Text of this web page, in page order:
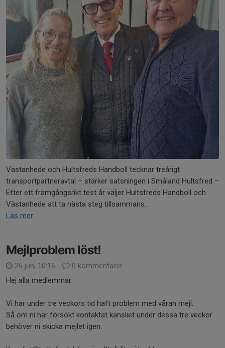
Västanhede och Hultsfreds Handboll tecknar treårigt
transportpartneravtal – stärker satsningen i Småland Hultsfred –
Efter ett framgångsrikt test år väljer Hultsfreds Handboll och
Västanhede att ta nästa steg tillsammans.
Läs mer
Mejlproblem löst!
26 jun, 10:16
0 kommentarer
Hej alla medlemmar.
Vi har under tre veckors tid haft problem med våran mejl.
Så om ni har försökt kontaktat kansliet under dessa tre veckor
behöver ni skicka mejlet igen.